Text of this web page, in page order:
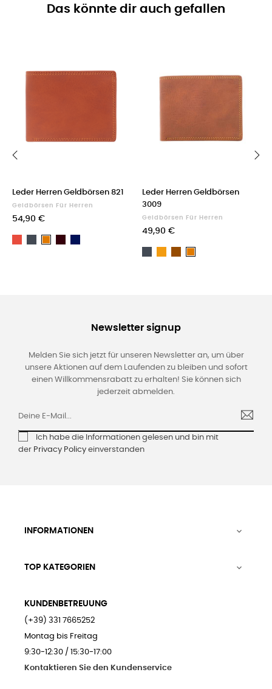
Das könnte dir auch gefallen
Leder Herren Geldbörsen 821
Geldbörsen Für Herren
54,90 €
Leder Herren Geldbörsen
3009
Geldbörsen Für Herren
49,90 €
Newsletter signup
Melden Sie sich jetzt für unseren Newsletter an, um über
unsere Aktionen auf dem Laufenden zu bleiben und sofort
einen Willkommensrabatt zu erhalten! Sie können sich
jederzeit abmelden.
Ich habe die Informationen gelesen und bin mit
der Privacy Policy einverstanden
INFORMATIONEN 
TOP KATEGORIEN 
KUNDENBETREUUNG
(+39) 331 7665252
Montag bis Freitag
9:30-12:30 / 15:30-17:00
Kontaktieren Sie den Kundenservice